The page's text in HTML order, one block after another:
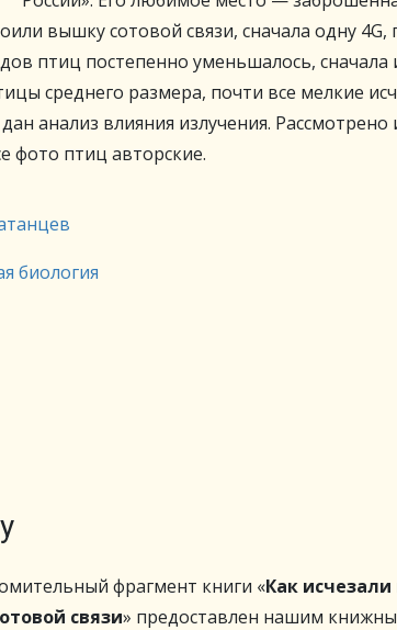
вышку сотовой связи, сначала одну
птиц постепенно уменьшалось, сначала
среднего размера, почти все мелкие
анализ влияния излучения. Рассмотрено
фото птиц авторские.
биология
фрагмент книги «Как
связи» предоставлен нашим